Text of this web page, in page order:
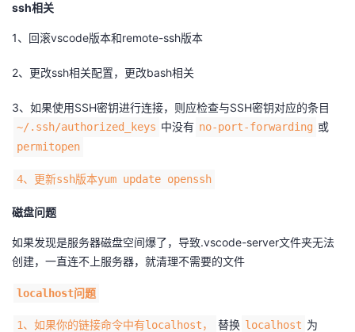
ssh相关
1、回滚vscode版本和remote-ssh版本
2、更改ssh相关配置，更改bash相关
3、如果使用SSH密钥进行连接，则应检查与SSH密钥对应的条目
~/.ssh/authorized_keys 中没有 no-port-forwarding 或
permitopen
4、更新ssh版本yum update openssh
磁盘问题
如果发现是服务器磁盘空间爆了，导致.vscode-server文件夹无法
创建，一直连不上服务器，就清理不需要的文件
localhost问题
1、如果你的链接命令中有localhost， 替换 localhost 为